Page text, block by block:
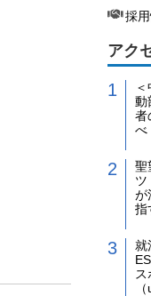
採
アク
動
者
べ
聖
ツ
が
指
就